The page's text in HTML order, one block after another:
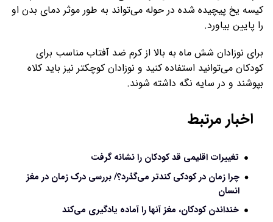
کیسه یخ پیچیده شده در حوله می‌تواند به طور موثر دمای بدن او
را پایین بیاورد.
برای نوزادان شش ماه به بالا از کرم ضد آفتاب مناسب برای
کودکان می‌توانید استفاده کنید و نوزادان کوچکتر نیز باید کلاه
بپوشند و در سایه نگه داشته شوند.
اخبار مرتبط
تغییرات اقلیمی قد کودکان را نشانه گرفت
چرا زمان در کودکی کندتر می‌گذرد؟/ بررسی درک زمان در مغز
انسان
خنداندن کودکان، مغز آنها را آماده یادگیری می‌کند